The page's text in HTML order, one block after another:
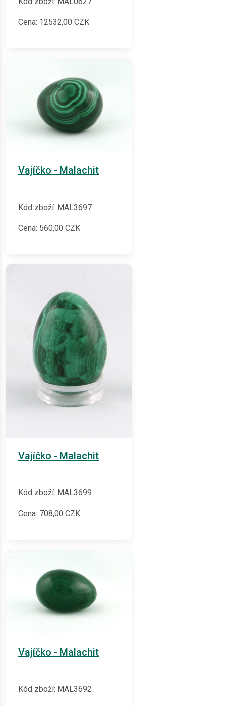
Cena: 12532,00 CZK
Vajíčko - Malachit
Kód zboží: MAL3697
Cena: 560,00 CZK
Vajíčko - Malachit
Kód zboží: MAL3699
Cena: 708,00 CZK
Vajíčko - Malachit
Kód zboží: MAL3692